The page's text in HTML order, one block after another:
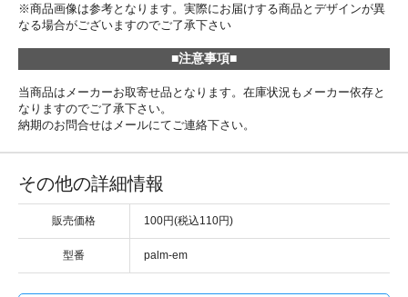
※商品画像は参考となります。実際にお届けする商品とデザインが異
なる場合がございますのでご了承下さい
■注意事項■
当商品はメーカーお取寄せ品となります。在庫状況もメーカー依存と
なりますのでご了承下さい。
納期のお問合せはメールにてご連絡下さい。
その他の詳細情報
販売価格 100円(税込110円)
型番 palm-em